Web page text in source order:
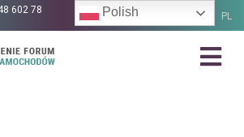
602 78
PL
Polish